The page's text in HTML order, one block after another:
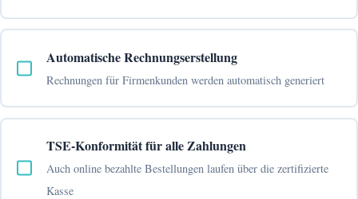
Automatische Rechnungserstellung
Rechnungen für Firmenkunden werden automatisch generiert
TSE-Konformität für alle Zahlungen
Auch online bezahlte Bestellungen laufen über die zertifizierte
Kasse